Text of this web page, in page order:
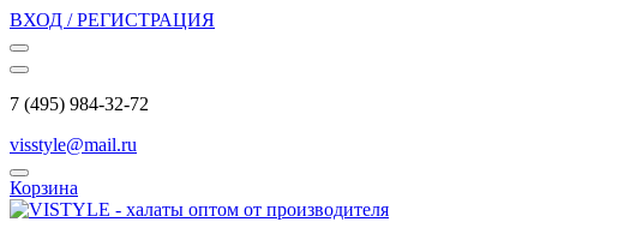
ВХОД / РЕГИСТРАЦИЯ
7 (495) 984-32-72
visstyle@mail.ru
Корзина